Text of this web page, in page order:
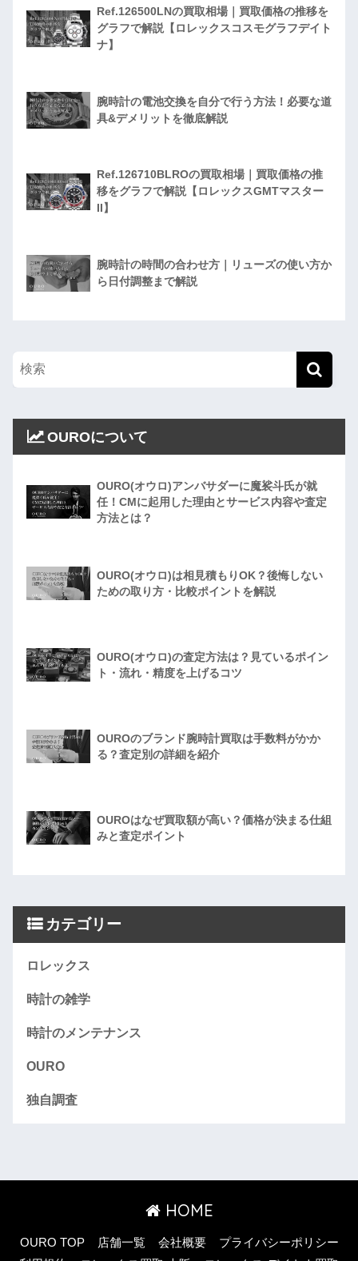
Ref.126500LNの買取相場｜買取価格の推移を
グラフで解説【ロレックスコスモグラフデイト
ナ】
腕時計の電池交換を自分で行う方法！必要な道
具&デメリットを徹底解説
Ref.126710BLROの買取相場｜買取価格の推
移をグラフで解説【ロレックスGMTマスター
II】
腕時計の時間の合わせ方｜リューズの使い方か
ら日付調整まで解説
OUROについて
OURO(オウロ)アンバサダーに魔裟斗氏が就
任！CMに起用した理由とサービス内容や査定
方法とは？
OURO(オウロ)は相見積もりOK？後悔しない
ための取り方・比較ポイントを解説
OURO(オウロ)の査定方法は？見ているポイン
ト・流れ・精度を上げるコツ
OUROのブランド腕時計買取は手数料がかか
る？査定別の詳細を紹介
OUROはなぜ買取額が高い？価格が決まる仕組
みと査定ポイント
カテゴリー
ロレックス
時計の雑学
時計のメンテナンス
OURO
独自調査
HOME
OURO TOP 店舗一覧 会社概要
プライバシーポリシー